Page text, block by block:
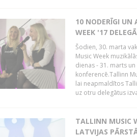
10 NODERĪGI UN
WEEK '17
Šodien, 30. marta
Music Week
dienas - 31. marts
konferencē.Tallinn
lai neapmaldītos
uz otru delegātus
TALLINN MUSIC
LATVIJAS